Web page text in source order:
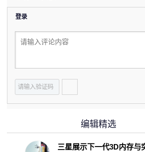
登录
编辑精选
三星展示下一代3D内存与